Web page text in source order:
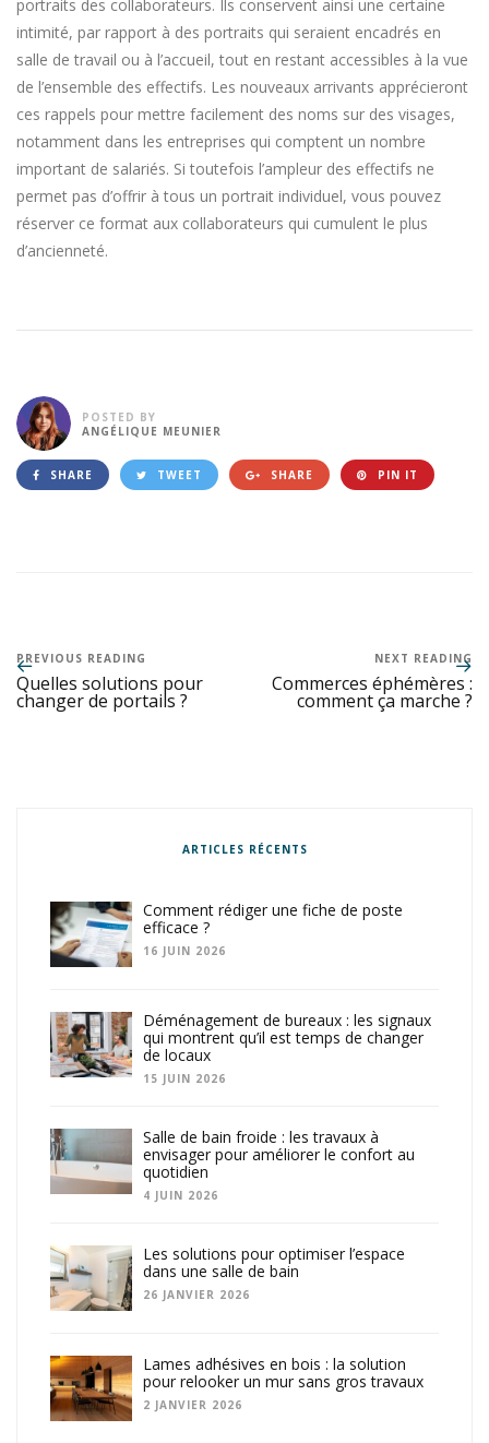
portraits des collaborateurs. Ils conservent ainsi une certaine
intimité, par rapport à des portraits qui seraient encadrés en
salle de travail ou à l’accueil, tout en restant accessibles à la vue
de l’ensemble des effectifs. Les nouveaux arrivants apprécieront
ces rappels pour mettre facilement des noms sur des visages,
notamment dans les entreprises qui comptent un nombre
important de salariés. Si toutefois l’ampleur des effectifs ne
permet pas d’offrir à tous un portrait individuel, vous pouvez
réserver ce format aux collaborateurs qui cumulent le plus
d’ancienneté.
POSTED BY
ANGÉLIQUE MEUNIER
SHARE TWEET SHARE PIN IT
PREVIOUS READING
Quelles solutions pour
changer de portails ?
NEXT READING
Commerces éphémères :
comment ça marche ?
ARTICLES RÉCENTS
Comment rédiger une fiche de poste
efficace ?
16 JUIN 2026
Déménagement de bureaux : les signaux
qui montrent qu’il est temps de changer
de locaux
15 JUIN 2026
Salle de bain froide : les travaux à
envisager pour améliorer le confort au
quotidien
4 JUIN 2026
Les solutions pour optimiser l’espace
dans une salle de bain
26 JANVIER 2026
Lames adhésives en bois : la solution
pour relooker un mur sans gros travaux
2 JANVIER 2026